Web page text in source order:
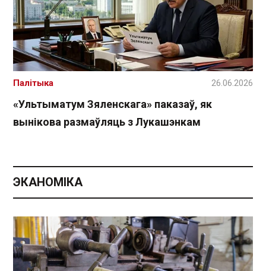
«Ультыматум Зяленскага» паказаў, як
вынікова размаўляць з Лукашэнкам
Палітыка 26.06.2026
ЭКАНОМІКА